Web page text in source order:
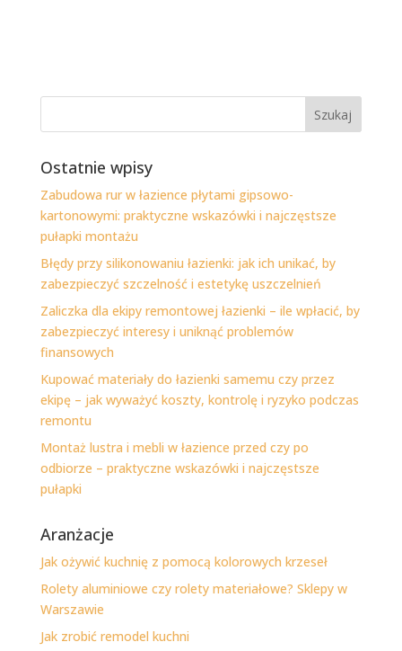
Ostatnie wpisy
Zabudowa rur w łazience płytami gipsowo-
kartonowymi: praktyczne wskazówki i najczęstsze
pułapki montażu
Błędy przy silikonowaniu łazienki: jak ich unikać, by
zabezpieczyć szczelność i estetykę uszczelnień
Zaliczka dla ekipy remontowej łazienki – ile wpłacić, by
zabezpieczyć interesy i uniknąć problemów
finansowych
Kupować materiały do łazienki samemu czy przez
ekipę – jak wyważyć koszty, kontrolę i ryzyko podczas
remontu
Montaż lustra i mebli w łazience przed czy po
odbiorze – praktyczne wskazówki i najczęstsze
pułapki
Aranżacje
Jak ożywić kuchnię z pomocą kolorowych krzeseł
Rolety aluminiowe czy rolety materiałowe? Sklepy w
Warszawie
Jak zrobić remodel kuchni